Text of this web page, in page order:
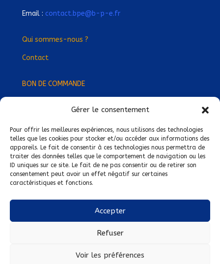
Gérer le consentement
Pour offrir les meilleures expériences, nous utilisons des technologies
telles que les cookies pour stocker et/ou accéder aux informations des
appareils. Le fait de consentir à ces technologies nous permettra de
traiter des données telles que le comportement de navigation ou les
ID uniques sur ce site. Le fait de ne pas consentir ou de retirer son
consentement peut avoir un effet négatif sur certaines
caractéristiques et fonctions.
Accepter
Refuser
Voir les préférences
Email : contact.bpe@b-p-e.fr
Qui sommes-nous ?
Contact
BON DE COMMANDE
Devenez Délégué·e Régional·e !
Trouvez-nous près de chez vous !
Mentions légales
Conditions générales de vente
Politique de confidentialité